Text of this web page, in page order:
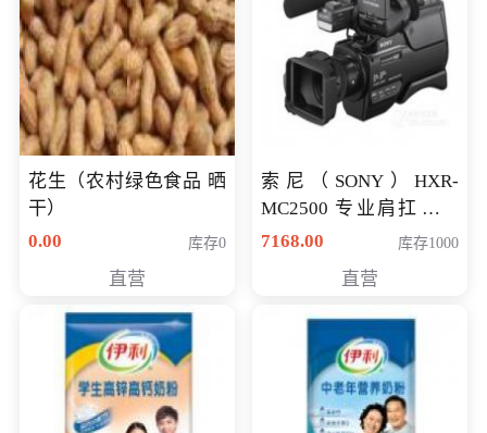
花生（农村绿色食品 晒
干）
0.00
库存0
直营
索尼（SONY）HXR-
MC2500 专业肩扛式存
储卡全高清摄录一体机
清入门级摄像机
7168.00 库存1000
直营